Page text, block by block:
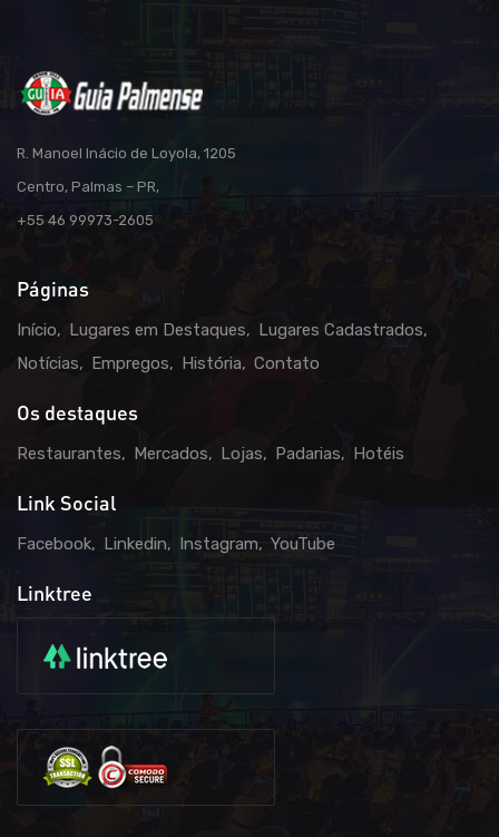
R. Manoel Inácio de Loyola, 1205
Centro, Palmas – PR,
+55 46 99973-2605
Páginas
Início Lugares em Destaques
Lugares Cadastrados
Notícias
Empregos História Contato
Os destaques
Restaurantes Mercados Lojas Padarias Hotéis
Link Social
Facebook Linkedin Instagram YouTube
Linktree